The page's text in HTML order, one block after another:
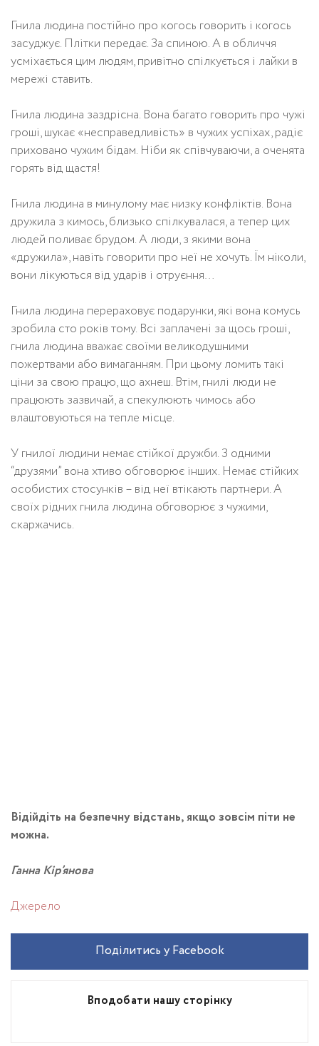
Гнила людина постійно про когось говорить і когось
засуджує. Плітки передає. За спиною. А в обличчя
усміхається цим людям, привітно спілкується і лайки в
мережі ставить.
Гнила людина заздрісна. Вона багато говорить про чужі
гроші, шукає «несправедливість» в чужих успіхах, радіє
приховано чужим бідам. Ніби як співчуваючи, а оченята
горять від щастя!
Гнила людина в минулому має низку конфліктів. Вона
дружила з кимось, близько спілкувалася, а тепер цих
людей поливає брудом. А люди, з якими вона
«дружила», навіть говорити про неї не хочуть. Їм ніколи,
вони лікуються від ударів і отруєння…
Гнила людина перераховує подарунки, які вона комусь
зробила сто років тому. Всі заплачені за щось гроші,
гнила людина вважає своїми великодушними
пожертвами або вимаганням. При цьому ломить такі
ціни за свою працю, що ахнеш. Втім, гнилі люди не
працюють зазвичай, а спекулюють чимось або
влаштовуються на тепле місце.
У гнилої людини немає стійкої дружби. З одними
“друзями” вона хтиво обговорює інших. Немає стійких
особистих стосунків – від неї втікають партнери. А
своїх рідних гнила людина обговорює з чужими,
скаржачись.
Відійдіть на безпечну відстань, якщо зовсім піти не
можна.
Ганна Кір’янова
Джерело
Вподобати нашу сторінку
Поділитись у Facebook